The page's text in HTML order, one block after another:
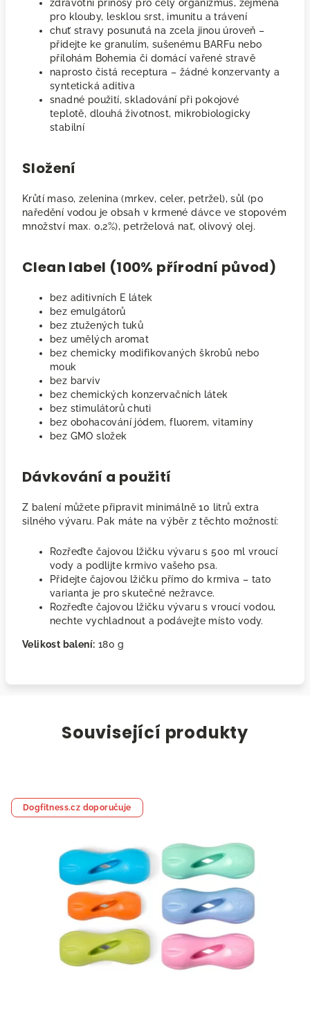
zdravotní přínosy pro celý organizmus, zejména
pro klouby, lesklou srst, imunitu a trávení
chuť stravy posunutá na zcela jinou úroveň –
přidejte ke granulím, sušenému BARFu nebo
přílohám Bohemia či domácí vařené stravě
naprosto čistá receptura – žádné konzervanty a
syntetická aditiva
snadné použití, skladování při pokojové
teplotě, dlouhá životnost, mikrobiologicky
stabilní
Složení
Krůtí maso, zelenina (mrkev, celer, petržel), sůl (po
naředění vodou je obsah v krmené dávce ve stopovém
množství max. 0,2%), petrželová nať, olivový olej.
Clean label (100% přírodní původ)
bez aditivních E látek
bez emulgátorů
bez ztužených tuků
bez umělých aromat
bez chemicky modifikovaných škrobů nebo
mouk
bez barviv
bez chemických konzervačních látek
bez stimulátorů chuti
bez obohacování jódem, fluorem, vitaminy
bez GMO složek
Dávkování a použití
Z balení můžete připravit minimálně 10 litrů extra
silného vývaru. Pak máte na výběr z těchto možností:
Rozřeďte čajovou lžičku vývaru s 500 ml vroucí
vody a podlijte krmivo vašeho psa.
Přidejte čajovou lžičku přímo do krmiva – tato
varianta je pro skutečné nežravce.
Rozřeďte čajovou lžičku vývaru s vroucí vodou,
nechte vychladnout a podávejte místo vody.
Velikost balení: 180 g
Související produkty
Dogfitness.cz doporučuje